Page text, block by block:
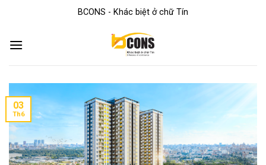
BCONS - Khác biệt ở chữ Tín
03
Th6